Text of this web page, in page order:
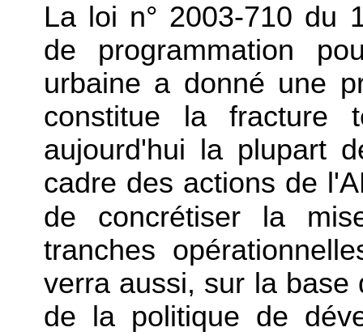
La loi n° 2003-710 du
de programmation
urbaine a donné une
constitue la fracture
aujourd'hui la plupart
cadre des actions de
de concrétiser la
tranches
verra aussi, sur la base
de la politique de